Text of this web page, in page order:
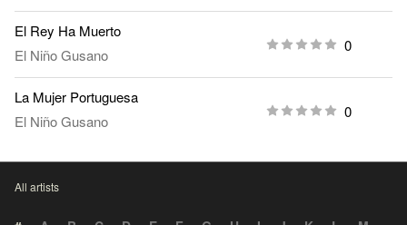
El Rey Ha Muerto
El Niño Gusano
0
La Mujer Portuguesa
El Niño Gusano
0
All artists